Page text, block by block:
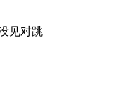
见对跳